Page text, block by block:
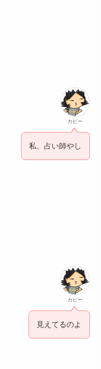
カピー
私、占い師やし
カピー
見えてるのよ